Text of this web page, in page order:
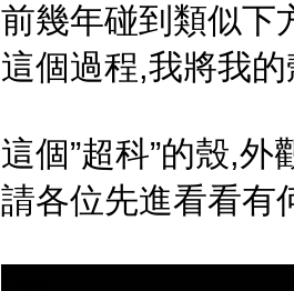
前幾年碰到類似下
這個過程,我將我
這個”超科”的殼,
請各位先進看看有